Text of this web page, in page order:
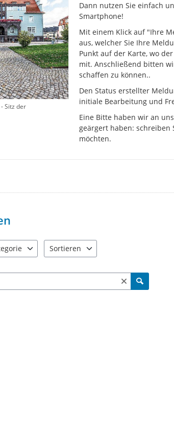
Sitz der
Dann nutzen Sie einfach
Smartphone!
Mit einem Klick auf "Ihre
aus, welcher Sie Ihre
Punkt auf der Karte, wo
mit. Anschließend bitten
schaffen zu können..
Den Status erstellter
initiale Bearbeitung und
Eine Bitte haben wir an
geärgert haben: schreiben
möchten.
Sortieren
und Kommentaren